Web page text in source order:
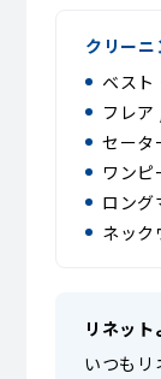
クリー
ベスト
フレ
セータ
ワンピ
ロン
ネック
リネット
いつもリ